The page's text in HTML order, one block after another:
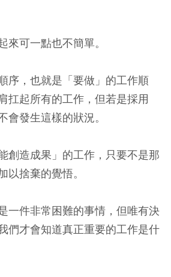
來可一點也不簡單。
序，也就是「要做」的工作順
扛起所有的工作，但若是採用
會發生這樣的狀況。
創造成果」的工作，只要不是那
以捨棄的覺悟。
一件非常困難的事情，但唯有決
們才會知道真正重要的工作是什